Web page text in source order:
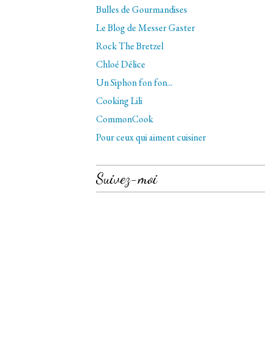
Bulles de Gourmandises
Le Blog de Messer Gaster
Rock The Bretzel
Chloé Délice
Un Siphon fon fon...
Cooking Lili
CommonCook
Pour ceux qui aiment cuisiner
Suivez-moi